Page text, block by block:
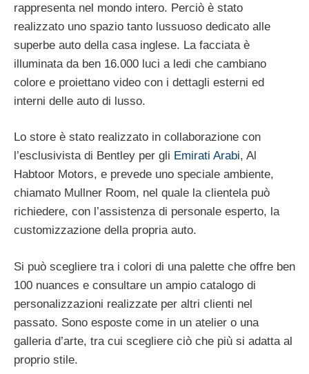
rappresenta nel mondo intero. Perciò è stato
realizzato uno spazio tanto lussuoso dedicato alle
superbe auto della casa inglese. La facciata è
illuminata da ben 16.000 luci a ledi che cambiano
colore e proiettano video con i dettagli esterni ed
interni delle auto di lusso.
Lo store è stato realizzato in collaborazione con
l’esclusivista di Bentley per gli Emirati Arabi, Al
Habtoor Motors, e prevede uno speciale ambiente,
chiamato Mullner Room, nel quale la clientela può
richiedere, con l’assistenza di personale esperto, la
customizzazione della propria auto.
Si può scegliere tra i colori di una palette che offre ben
100 nuances e consultare un ampio catalogo di
personalizzazioni realizzate per altri clienti nel
passato. Sono esposte come in un atelier o una
galleria d’arte, tra cui scegliere ciò che più si adatta al
proprio stile.